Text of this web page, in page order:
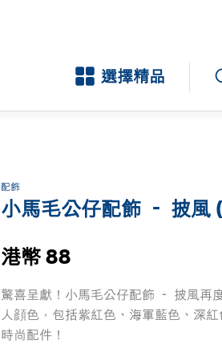
選擇精品
配飾
小馬毛公仔配飾 － 披風
港幣 88
驚喜呈獻！小馬毛公仔配飾 － 披風再
人顔色，包括紫紅色、海軍藍色、深
時尚配件！